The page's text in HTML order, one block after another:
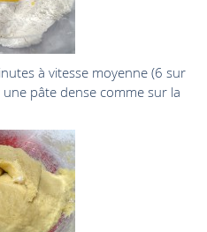
à vitesse moyenne (6 sur
pâte dense comme sur la